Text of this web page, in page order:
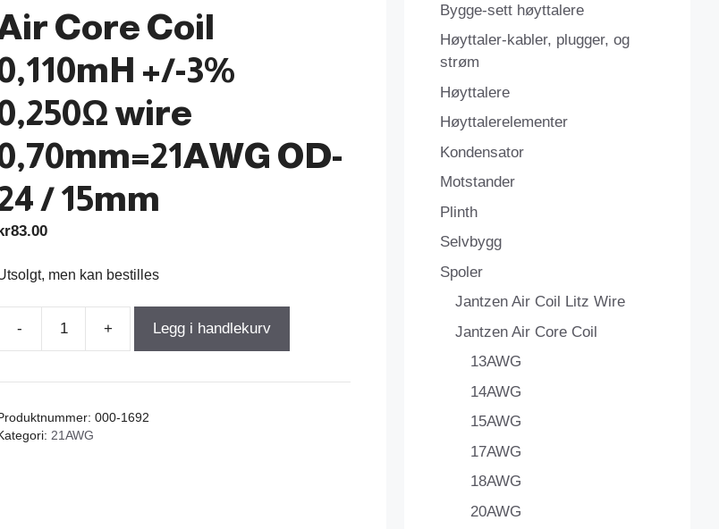
Core Coil
+/-3%
wire
OD-
/ 15mm
83.00
men kan bestilles
-
3%
+ Legg i handlekurv
000-1692
21AWG
Bygge-sett høyttalere
Høyttaler-kabler, plugger, og
strøm
Høyttalere
Høyttalerelementer
Kondensator
Motstander
Plinth
Selvbygg
Spoler
Jantzen Air Coil Litz Wire
Jantzen Air Core Coil
13AWG
14AWG
15AWG
17AWG
18AWG
20AWG